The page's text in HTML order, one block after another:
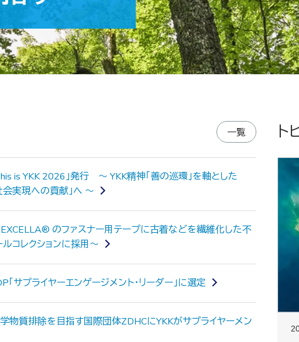
一覧
is YKK 2026」発行 ～ YKK精神「善の巡環」を軸とした
実現への貢献」へ ～
EXCELLA® のファスナー用テープに古着などを繊維化した不
コレクションに採用～
サプライヤーエンゲージメント・リーダー」に選定
物質排除を目指す国際団体ZDHCにYKKがサプライヤーメン
ト